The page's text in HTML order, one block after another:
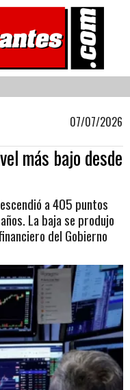
07/07/2026
más bajo desde
a 405 puntos
La baja se produjo
del Gobierno